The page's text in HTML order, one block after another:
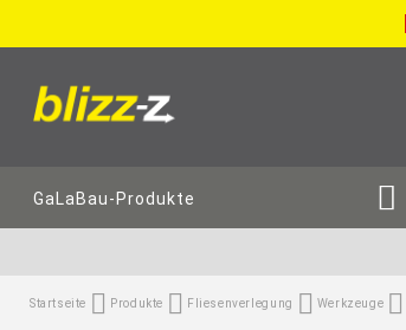
GaLaBau-Produkte
Startseite Produkte Fliesenverlegung Werkzeuge